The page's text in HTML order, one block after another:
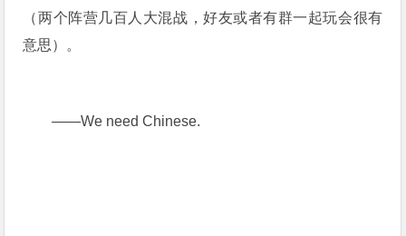
（两个阵营几百人大混战，好友或者有群一起玩会很有
意思）。
——We need Chinese.